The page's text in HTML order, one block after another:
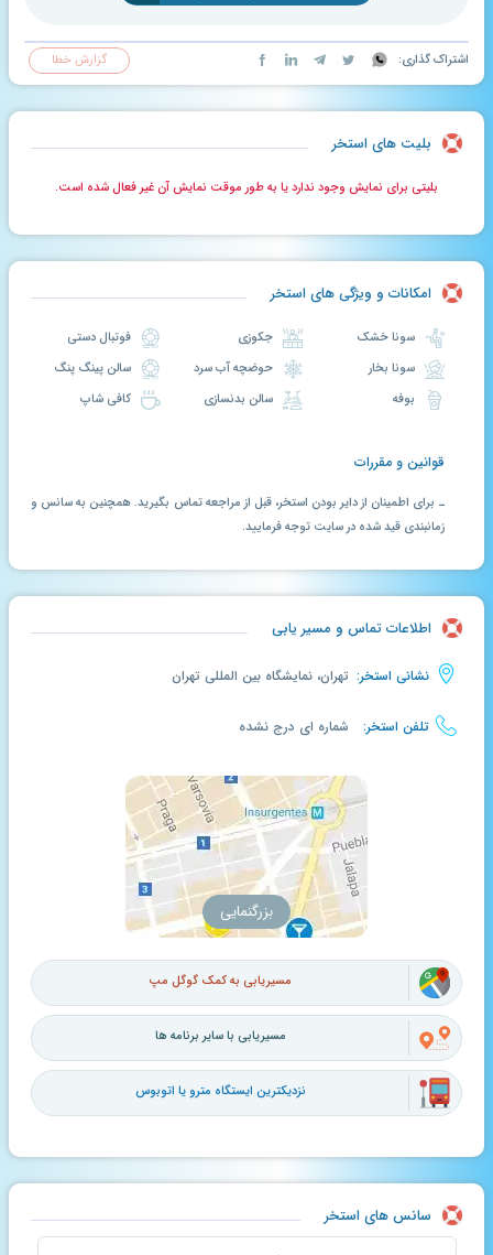
اشتراک گذاری: گزارش خطا
بلیت های استخر
بلیتی برای نمایش وجود ندارد یا به طور موقت نمایش آن غیر فعال شده است.
امکانات و ویژگی های استخر
سونا خشک
سونا بخار
جکوزی
حوضچه آب سرد
سالن بدنسازی
فوتبال دستی
سالن پینگ پنگ
کافی شاپ
قوانین و مقررات
ـ برای اطمینان از دایر بودن استخر، قبل از مراجعه تماس بگیرید. همچنین به سانس و
زمانبندی قید شده در سایت توجه فرمایید.
اطلاعات تماس و مسیر یابی
نشانی استخر: تهران، نمایشگاه بین المللی تهران
تلفن استخر: شماره ای درج نشده
بزرگنمایی
مسیریابی به کمک گوگل مپ
مسیریابی با سایر برنامه ها
نزدیکترین ایستگاه مترو یا اتوبوس
سانس های استخر